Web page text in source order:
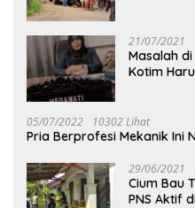
21/07/2021
Masalah
Kotim
05/07/2022 10302 Lihat
Pria Berprofesi Mekanik Ini
29/06/2021
Cium Bau
PNS Aktif